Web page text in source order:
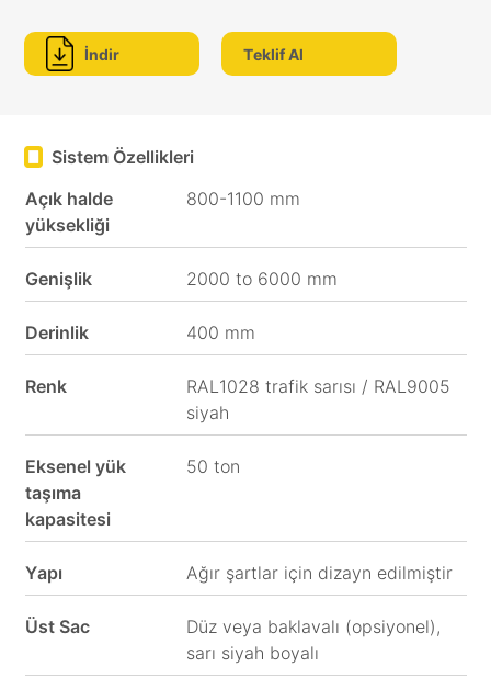
İndir Teklif Al
Sistem Özellikleri
Açık halde
yüksekliği
800-1100 mm
Genişlik 2000 to 6000 mm
Derinlik 400 mm
Renk
RAL1028 trafik sarısı / RAL9005
siyah
Eksenel yük
taşıma
kapasitesi
50 ton
Yapı Ağır şartlar için dizayn edilmiştir
Üst Sac
Düz veya baklavalı (opsiyonel),
sarı siyah boyalı